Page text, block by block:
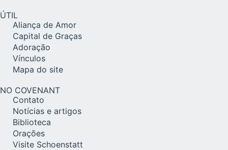
ÚTIL
Aliança de Amor
Capital de Graças
Adoração
Vínculos
Mapa do site
NO COVENANT
Contato
Notícias e artigos
Biblioteca
Orações
Visite Schoenstatt